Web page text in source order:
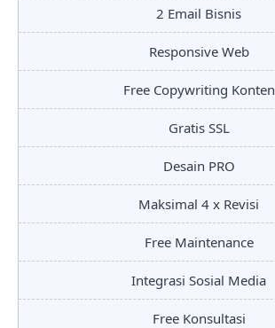
2 Email Bisnis
Responsive Web
Free Copywriting Konten
Gratis SSL
Desain PRO
Maksimal 4 x Revisi
Free Maintenance
Integrasi Sosial Media
Free Konsultasi